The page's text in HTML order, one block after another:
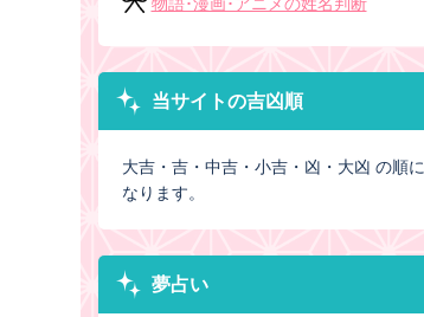
当サイトの吉凶順
大吉・吉・中吉・小吉・凶・大凶 の順に
なります。
夢占い